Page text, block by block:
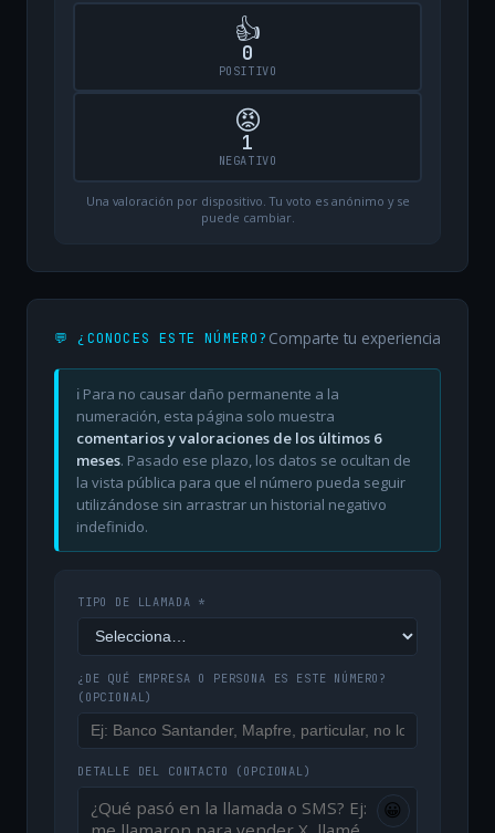
👍
0
POSITIVO
😡
1
NEGATIVO
Una valoración por dispositivo. Tu voto es anónimo y se
puede cambiar.
💬 ¿CONOCES ESTE NÚMERO? Comparte tu experiencia
ℹ️ Para no causar daño permanente a la
numeración, esta página solo muestra
comentarios y valoraciones de los últimos 6
meses. Pasado ese plazo, los datos se ocultan de
la vista pública para que el número pueda seguir
utilizándose sin arrastrar un historial negativo
indefinido.
TIPO DE LLAMADA *
¿DE QUÉ EMPRESA O PERSONA ES ESTE NÚMERO?
(OPCIONAL)
DETALLE DEL CONTACTO (OPCIONAL)
😀